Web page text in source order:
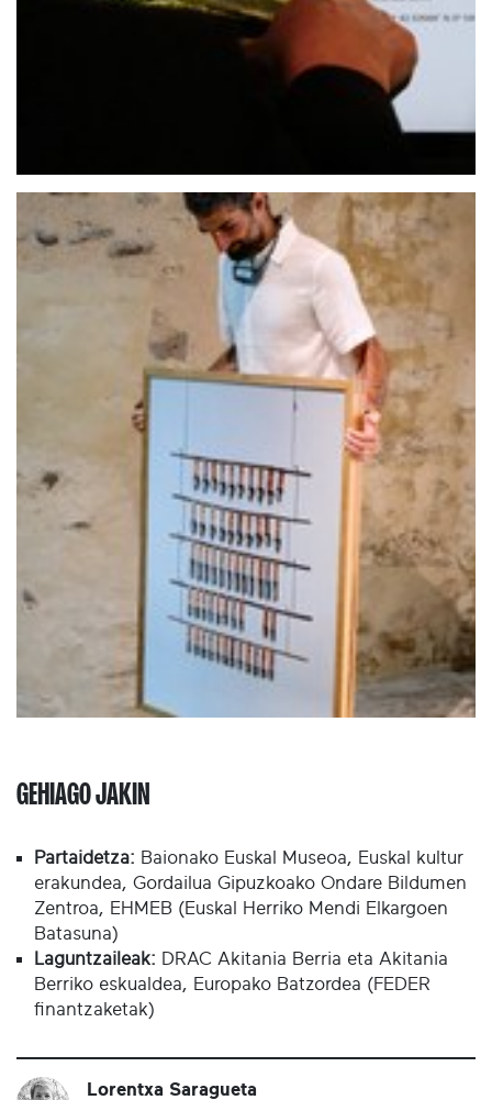
GEHIAGO JAKIN
Partaidetza: Baionako Euskal Museoa, Euskal kultur
erakundea, Gordailua Gipuzkoako Ondare Bildumen
Zentroa, EHMEB (Euskal Herriko Mendi Elkargoen
Batasuna)
Laguntzaileak: DRAC Akitania Berria eta Akitania
Berriko eskualdea, Europako Batzordea (FEDER
finantzaketak)
Lorentxa Saragueta